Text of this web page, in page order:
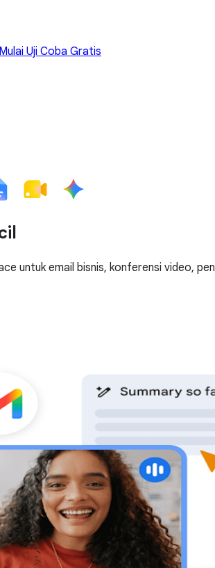
Mulai Uji Coba Gratis
untuk email bisnis, konferensi video,